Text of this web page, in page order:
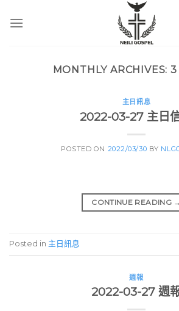
MONTHLY ARCHIVES: 3
主日訊息
2022-03-27 主日
POSTED ON 2022/03/30 BY
CONTINUE READING →
Posted in 主日訊息
週報
2022-03-27 週